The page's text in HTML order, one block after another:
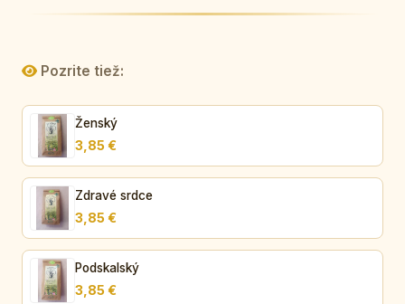
Pozrite tiež:
Ženský
3,85 €
Zdravé srdce
3,85 €
Podskalský
3,85 €